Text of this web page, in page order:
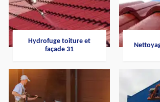
Hydrofuge toiture et
façade 31